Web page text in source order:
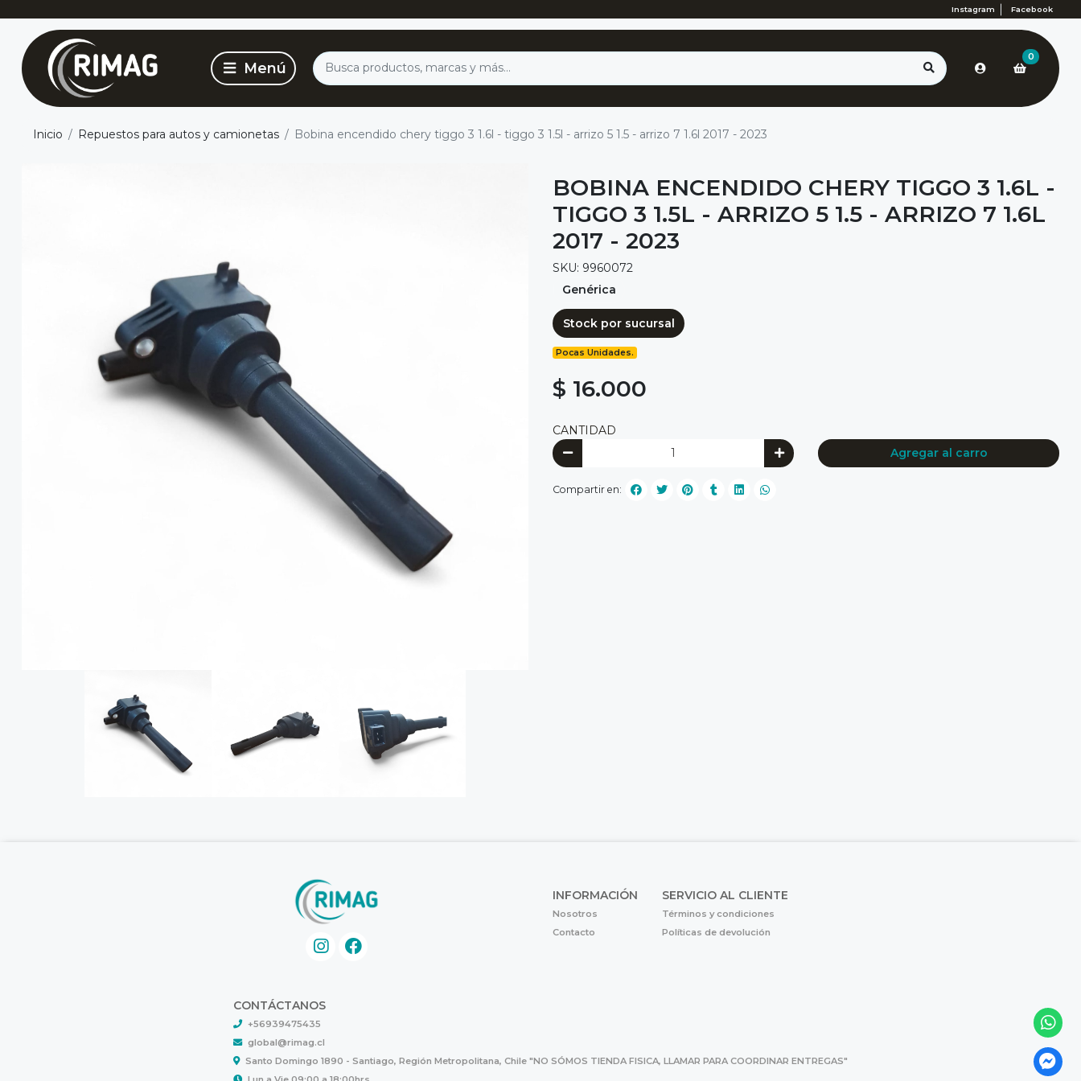
Instagram Facebook
0
Inicio Repuestos para autos y camionetas Bobina encendido chery tiggo 3 1.6l - tiggo 3 1.5l - arrizo 5 1.5 - arrizo 7 1.6l 2017 - 2023
BOBINA ENCENDIDO CHERY TIGGO 3 1.6L -
TIGGO 3 1.5L - ARRIZO 5 1.5 - ARRIZO 7 1.6L
2017 - 2023
SKU: 9960072
Genérica
Stock por sucursal
Pocas Unidades.
$ 16.000
CANTIDAD
Agregar al carro
Compartir en:
INFORMACIÓN
Nosotros
Contacto
SERVICIO AL CLIENTE
Términos y condiciones
Políticas de devolución
CONTÁCTANOS
+56939475435
global@rimag.cl
Santo Domingo 1890 - Santiago, Región Metropolitana, Chile "NO SÓMOS TIENDA FISICA, LLAMAR PARA COORDINAR ENTREGAS"